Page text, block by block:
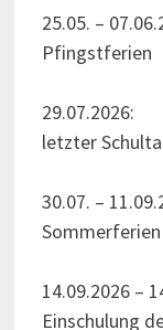
25.05. –
Pfingstferien
29.07.2026:
letzter
30.07. –
Sommerferien
14.09.2026 –
Einschulung